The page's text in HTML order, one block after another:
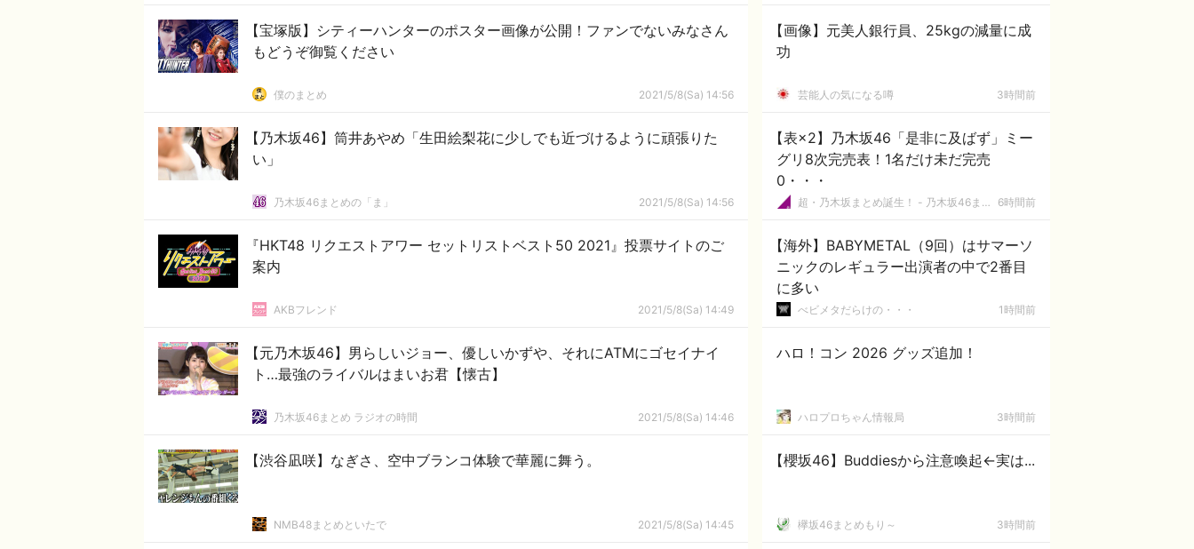
【宝塚版】シティーハンターのポスター画像が公開！ファンでないみなさん
もどうぞ御覧ください
僕のまとめ 2021/5/8(Sa) 14:56
【乃木坂46】筒井あやめ「生田絵梨花に少しでも近づけるように頑張りた
い」
乃木坂46まとめの「ま」 2021/5/8(Sa) 14:56
『HKT48 リクエストアワー セットリストベスト50 2021』投票サイトのご
案内
AKBフレンド 2021/5/8(Sa) 14:49
【元乃木坂46】男らしいジョー、優しいかずや、それにATMにゴセイナイ
ト…最強のライバルはまいお君【懐古】
乃木坂46まとめ ラジオの時間 2021/5/8(Sa) 14:46
【渋谷凪咲】なぎさ、空中ブランコ体験で華麗に舞う。
NMB48まとめといたで 2021/5/8(Sa) 14:45
【画像】元美人銀行員、25kgの減量に成
功
芸能人の気になる噂 3時間前
【表×2】乃木坂46「是非に及ばず」ミー
グリ8次完売表！1名だけ未だ完売
0・・・
超・乃木坂まとめ誕生！ - 乃木坂46まとめ 6時間前
【海外】BABYMETAL（9回）はサマーソ
ニックのレギュラー出演者の中で2番目
に多い
べビメタだらけの・・・ 1時間前
ハロ！コン 2026 グッズ追加！
ハロプロちゃん情報局 3時間前
【櫻坂46】Buddiesから注意喚起←実は...
欅坂46まとめもり～ 3時間前